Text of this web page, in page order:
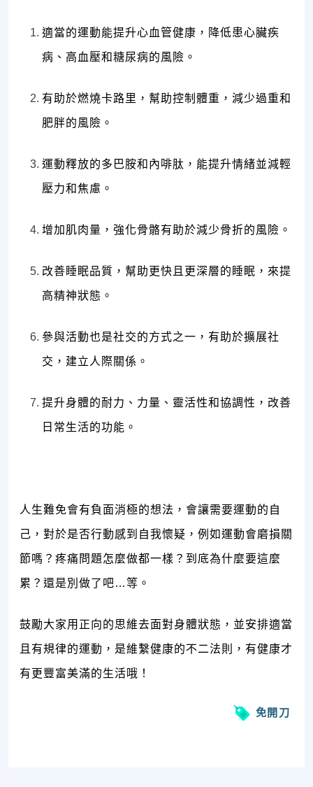
適當的運動能提升心血管健康，降低患心臟疾
病、高血壓和糖尿病的風險。
有助於燃燒卡路里，幫助控制體重，減少過重和
肥胖的風險。
運動釋放的多巴胺和內啡肽，能提升情緒並減輕
壓力和焦慮。
增加肌肉量，強化骨骼有助於減少骨折的風險。
改善睡眠品質，幫助更快且更深層的睡眠，來提
高精神狀態。
參與活動也是社交的方式之一，有助於擴展社
交，建立人際關係。
提升身體的耐力、力量、靈活性和協調性，改善
日常生活的功能。
人生難免會有負面消極的想法，會讓需要運動的自
己，對於是否行動感到自我懷疑，例如運動會磨損關
節嗎？疼痛問題怎麼做都一樣？到底為什麼要這麼
累？還是別做了吧…等。
鼓勵大家用正向的思維去面對身體狀態，並安排適當
且有規律的運動，是維繫健康的不二法則，有健康才
有更豐富美滿的生活哦！
免開刀